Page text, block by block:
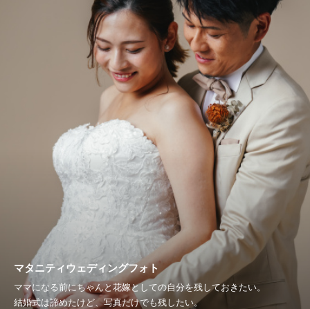
マタニティウェディングフォト
ママになる前にちゃんと花嫁としての自分を残しておきたい。
結婚式は諦めたけど、写真だけでも残したい。